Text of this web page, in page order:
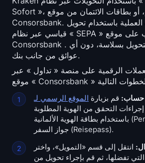
حول
التسجيل
اللغة
Sofort »، أو بطاقات الخصم، أو بطاقات الائتمان من موقع
Consorsbank. وقد قمنا باختبار هذه العملية باستخدام تحويل
قياسي عبر نظام « SEPA » من حساب على موقع
Consorsbank . وقد تم إتمام التحويل بسلاسة، دون أي
عوائق من جانب بنك.
الرقمية على منصة « تداول » عبر
حساب: قم بزيارة
التحقق من الهوية المطلوبة
باستخدام بطاقة الهوية الألمانية (Personalausweis) أو
جواز السفر (Reisepass).
انتقل إلى قسم «التمويل»، واختر « EUR »
تفضلها، ثم قم بإجراء تحويل من